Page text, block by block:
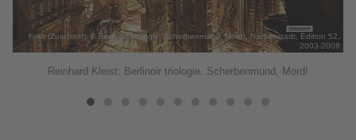
Foto (Zuschnitt): © Berlinoir triologie. Scherbenmund, Mord!, Narbenstadt, Edition 52,
2003-2008
Reinhard Kleist: Berlinoir triologie. Scherbenmund, Mord!